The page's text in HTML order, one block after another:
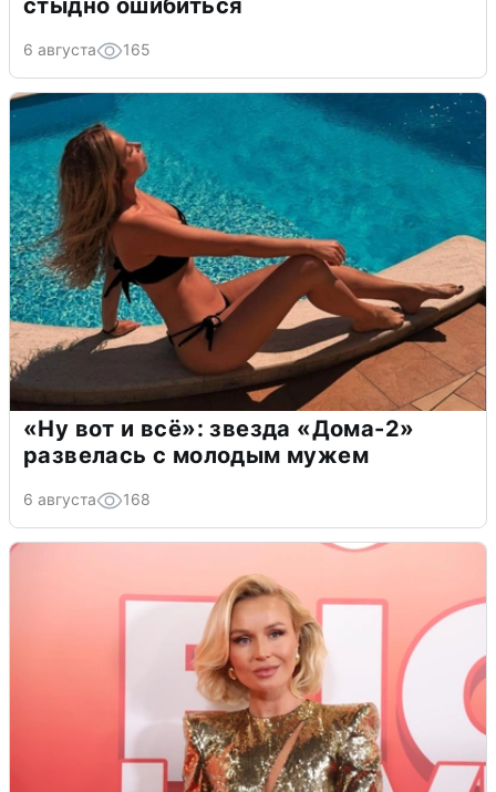
6 августа 165
«Ну вот и всё»: звезда «Дома-2»
развелась с молодым мужем
6 августа 168